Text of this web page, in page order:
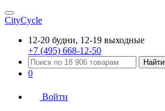
CityCycle
12-20 будни, 12-19 выходные
+7 (495) 668-12-50
Найти
0
Войти